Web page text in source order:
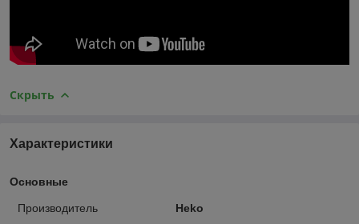
Скрыть
Характеристики
Основные
Производитель
Heko